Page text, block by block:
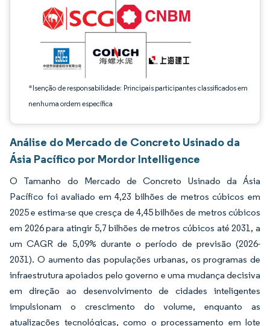
*Isenção de responsabilidade: Principais participantes classificados em
nenhuma ordem específica
Análise do Mercado de Concreto Usinado da
Ásia Pacífico por Mordor Intelligence
O Tamanho do Mercado de Concreto Usinado da Ásia
Pacífico foi avaliado em 4,23 bilhões de metros cúbicos em
2025 e estima-se que cresça de 4,45 bilhões de metros cúbicos
em 2026 para atingir 5,7 bilhões de metros cúbicos até 2031, a
um CAGR de 5,09% durante o período de previsão (2026-
2031). O aumento das populações urbanas, os programas de
infraestrutura apoiados pelo governo e uma mudança decisiva
em direção ao desenvolvimento de cidades inteligentes
impulsionam o crescimento do volume, enquanto as
atualizações tecnológicas, como o processamento em lote